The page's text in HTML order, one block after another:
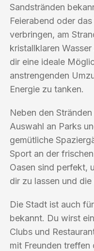
Sandstränden
Feierabend oder
verbringen, am
kristallklaren
dir eine ideale
anstrengenden
Energie zu tanken.
Neben den
Auswahl an Parks
gemütliche
Sport an der
Oasen sind perfekt,
dir zu lassen und
Die Stadt ist auch
bekannt. Du wirst
Clubs und
mit Freunden treffen